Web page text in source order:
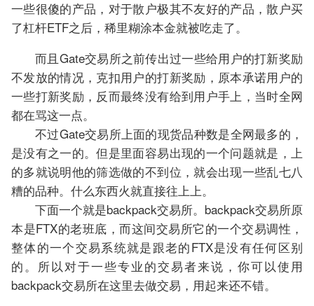
一些很傻的产品，对于散户极其不友好的产品，散户买
了杠杆ETF之后，稀里糊涂本金就被吃走了。
而且Gate交易所之前传出过一些给用户的打新奖励
不发放的情况，克扣用户的打新奖励，原本承诺用户的
一些打新奖励，反而最终没有给到用户手上，当时全网
都在骂这一点。
不过Gate交易所上面的现货品种数是全网最多的，
是没有之一的。但是里面容易出现的一个问题就是，上
的多就说明他的筛选做的不到位，就会出现一些乱七八
糟的品种。什么东西火就直接往上上。
下面一个就是backpack交易所。backpack交易所原
本是FTX的老班底，而这间交易所它的一个交易调性，
整体的一个交易系统就是跟老的FTX是没有任何区别
的。所以对于一些专业的交易者来说，你可以使用
backpack交易所在这里去做交易，用起来还不错。